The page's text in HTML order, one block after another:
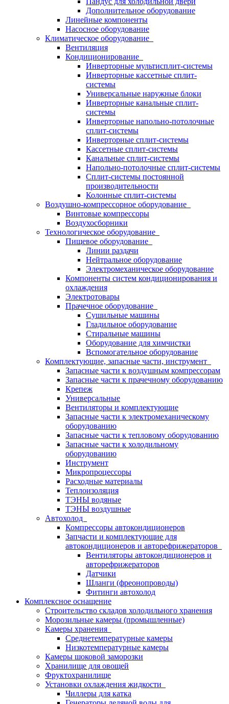
Дополнительное оборудование
Линейные компоненты
Насосное оборудование
Климатическое оборудование
Вентиляция
Кондиционирование
Инверторные мультисплит-системы
Инверторные кассетные сплит-
системы
Универсальные наружные блоки
Инверторные канальные сплит-
системы
Инверторные напольно-потолочные
сплит-системы
Инверторные сплит-системы
Кассетные сплит-системы
Канальные сплит-системы
Напольно-потолочные сплит-системы
Сплит-системы постоянной
производительности
Колонные сплит-системы
Воздушно-компрессорное оборудование
Винтовые компрессоры
Воздухосборники
Технологическое оборудование
Пищевое оборудование
Линии раздачи
Нейтральное оборудование
Электромеханическое оборудование
Компоненты систем кондиционирования и
охлаждения
Электротовары
Прачечное оборудование
Сушильные машины
Гладильное оборудование
Стиральные машины
Оборудование для химчистки
Вспомогательное оборудование
Комплектующие, запасные части, инструмент
Запасные части к воздушным компрессорам
Запасные части к прачечному оборудованию
Крепеж
Универсальные
Вентиляторы и комплектующие
Запасные части к электромеханическому
оборудованию
Запасные части к тепловому оборудованию
Запасные части к холодильному
оборудованию
Инструмент
Микропроцессоры
Расходные материалы
Теплоизоляция
ТЭНЫ водяные
ТЭНЫ воздушные
Автохолод
Компрессоры автокондиционеров
Запчасти и комплектующие для
автокондиционеров и авторефрижераторов
Вентиляторы автокондиционеров и
авторефрижераторов
Датчики
Шланги (фреонопроводы)
Фитинги автохолод
Комплексное оснащение
Строительство складов холодильного хранения
Морозильные камеры (промышленные)
Камеры хранения
Среднетемпературные камеры
Низкотемпературные камеры
Камеры шоковой заморозки
Хранилище для овощей
Фруктохранилище
Установки охлаждения жидкости
Чиллеры для катка